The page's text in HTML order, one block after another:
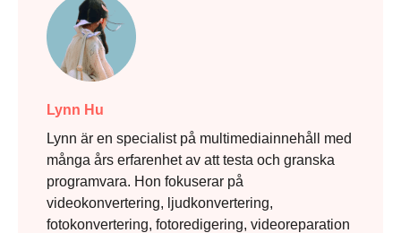
Lynn Hu
Lynn är en specialist på multimediainnehåll med
många års erfarenhet av att testa och granska
programvara. Hon fokuserar på
videokonvertering, ljudkonvertering,
fotokonvertering, fotoredigering, videoreparation